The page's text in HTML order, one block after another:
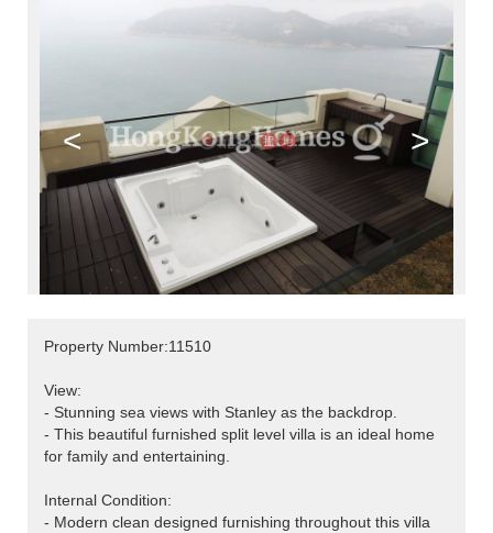
< >
Property Number:11510
View:
- Stunning sea views with Stanley as the backdrop.
- This beautiful furnished split level villa is an ideal home
for family and entertaining.
Internal Condition:
- Modern clean designed furnishing throughout this villa